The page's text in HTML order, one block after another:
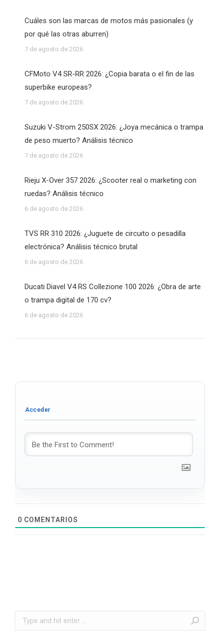
Cuáles son las marcas de motos más pasionales (y
por qué las otras aburren)
7 de agosto de 2026
CFMoto V4 SR-RR 2026: ¿Copia barata o el fin de las
superbike europeas?
7 de agosto de 2026
Suzuki V-Strom 250SX 2026: ¿Joya mecánica o trampa
de peso muerto? Análisis técnico
7 de agosto de 2026
Rieju X-Over 357 2026: ¿Scooter real o marketing con
ruedas? Análisis técnico
6 de agosto de 2026
TVS RR 310 2026: ¿Juguete de circuito o pesadilla
electrónica? Análisis técnico brutal
6 de agosto de 2026
Ducati Diavel V4 RS Collezione 100 2026: ¿Obra de arte
o trampa digital de 170 cv?
6 de agosto de 2026
0 COMENTARIOS
Search: